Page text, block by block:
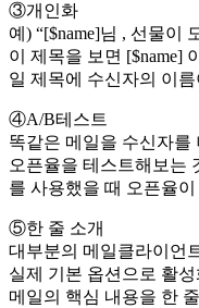
③개인화
예) “[$name]님 , 선물이
이 제목을 보면 [$name]
일 제목에 수신자의 이
④A/B테스트
똑같은 메일을 수신자를
오픈율을 테스트해보는
를 사용했을 때 오픈율
⑤한 줄 소개
대부분의 메일클라이언
실제 기본 옵션으로 활
메일의 핵심 내용을 한